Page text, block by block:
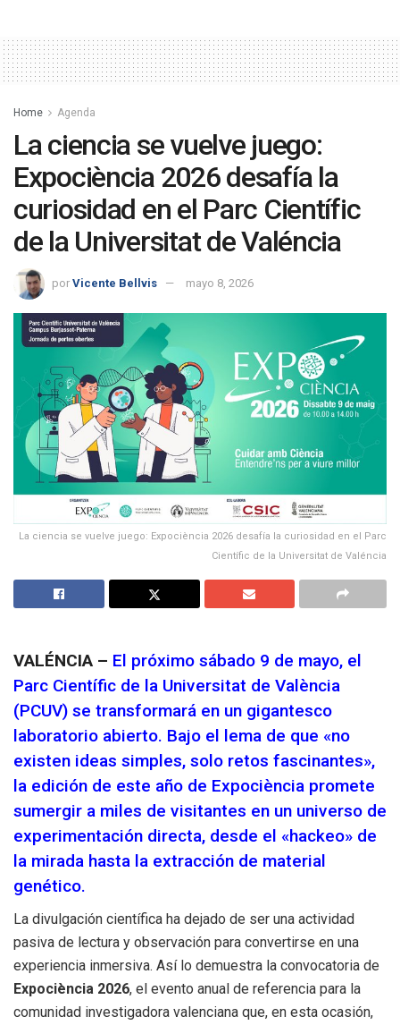
Home Agenda
La ciencia se vuelve juego:
Expociència 2026 desafía la
curiosidad en el Parc Científic
de la Universitat de Valéncia
por Vicente Bellvis mayo 8, 2026
La ciencia se vuelve juego: Expociència 2026 desafía la curiosidad en el Parc
Científic de la Universitat de Valéncia
VALÉNCIA – El próximo sábado 9 de mayo, el
Parc Científic de la Universitat de València
(PCUV) se transformará en un gigantesco
laboratorio abierto. Bajo el lema de que «no
existen ideas simples, solo retos fascinantes»,
la edición de este año de Expociència promete
sumergir a miles de visitantes en un universo de
experimentación directa, desde el «hackeo» de
la mirada hasta la extracción de material
genético.
La divulgación científica ha dejado de ser una actividad
pasiva de lectura y observación para convertirse en una
experiencia inmersiva. Así lo demuestra la convocatoria de
Expociència 2026, el evento anual de referencia para la
comunidad investigadora valenciana que, en esta ocasión,